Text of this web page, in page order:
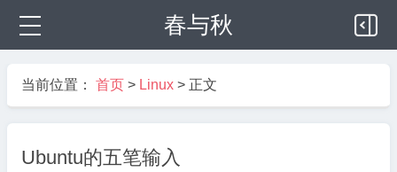
春与秋
当前位置： 首页 > Linux > 正文
Ubuntu的五笔输入